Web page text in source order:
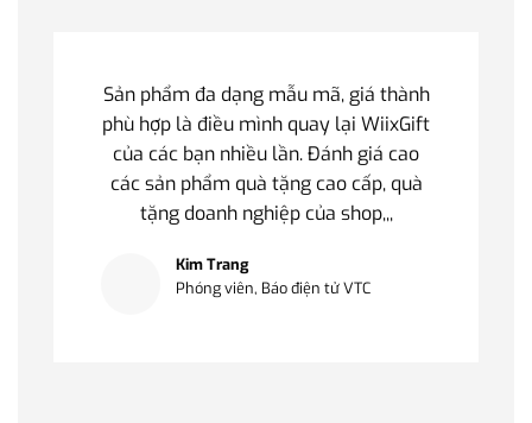
Sản phẩm đa dạng mẫu mã, giá thành
phù hợp là điều mình quay lại WiixGift
của các bạn nhiều lần. Đánh giá cao
các sản phẩm quà tặng cao cấp, quà
tặng doanh nghiệp của shop,,,
Kim Trang
Phóng viên, Báo điện tử VTC